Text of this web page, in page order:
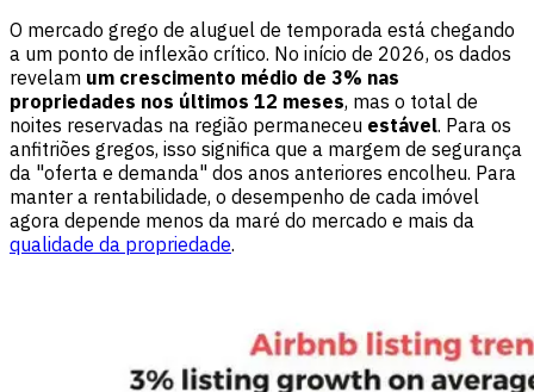
O mercado grego de aluguel de temporada está chegando
a um ponto de inflexão crítico. No início de 2026, os dados
revelam um crescimento médio de 3% nas
propriedades nos últimos 12 meses, mas o total de
noites reservadas na região permaneceu estável. Para os
anfitriões gregos, isso significa que a margem de segurança
da "oferta e demanda" dos anos anteriores encolheu. Para
manter a rentabilidade, o desempenho de cada imóvel
agora depende menos da maré do mercado e mais da
qualidade da propriedade.